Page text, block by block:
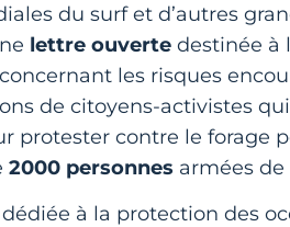
du surf et d’autres
lettre ouverte destinée à
les risques
de citoyens-activistes
protester contre le forage
2000 personnes armées de
dédiée à la protection des